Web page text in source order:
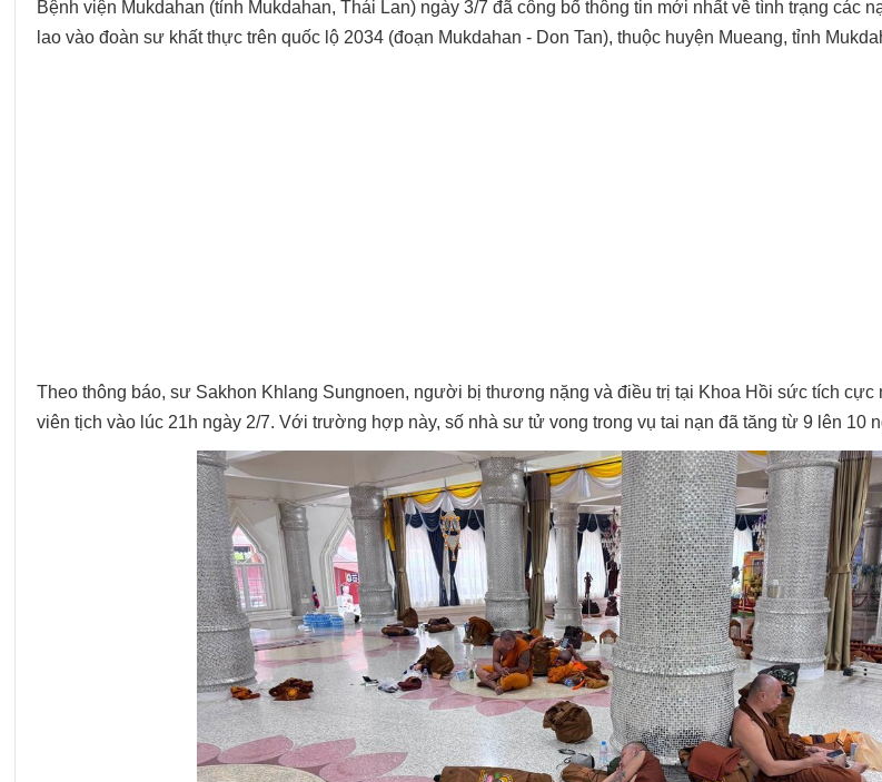
Bệnh viện Mukdahan (tỉnh Mukdahan, Thái Lan) ngày 3/7 đã công bố thông tin mới nhất về tình trạng các
lao vào đoàn sư khất thực trên quốc lộ 2034 (đoạn Mukdahan - Don Tan), thuộc huyện Mueang, tỉnh
Theo thông báo, sư Sakhon Khlang Sungnoen, người bị thương nặng và điều trị tại Khoa Hồi sức tích cực
viên tịch vào lúc 21h ngày 2/7. Với trường hợp này, số nhà sư tử vong trong vụ tai nạn đã tăng từ 9 lên 10